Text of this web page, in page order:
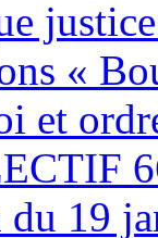
«
et
du 19